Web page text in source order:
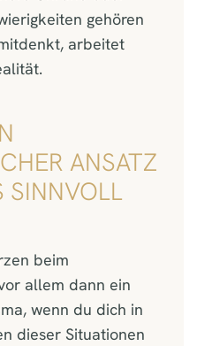
gehören
arbeitet
ANSATZ
SINNVOLL
beim
allem dann ein
wenn du dich in
dieser Situationen